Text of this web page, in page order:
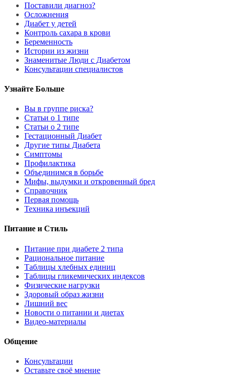
Поставили диагноз?
Осложнения
Диабет у детей
Контроль сахара в крови
Беременность
Истории из жизни
Знаменитые Люди с Диабетом
Консультации специалистов
Узнайте Больше
Вы в группе риска?
Статьи о 1 типе
Статьи о 2 типе
Гестационный Диабет
Другие типы Диабета
Симптомы
Профилактика
Объединимся в борьбе
Мифы, выдумки и откровенный бред
Справочник
Первая помощь
Техника инъекций
Питание и Стиль
Питание при диабете 2 типа
Рациональное питание
Таблицы хлебных единиц
Таблицы гликемических индексов
Физические нагрузки
Здоровый образ жизни
Лишний вес
Новости о питании и диетах
Видео-материалы
Общение
Консультации
Оставьте своё мнение